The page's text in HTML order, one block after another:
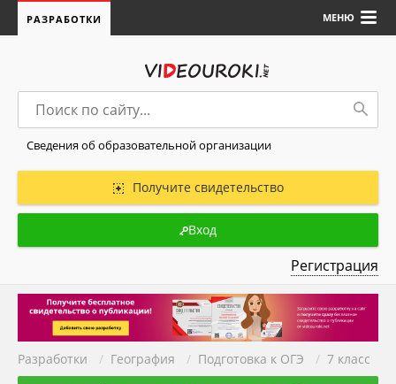
МЕНЮ
РАЗРАБОТКИ
Сведения об образовательной организации
Получите свидетельство
Вход
Регистрация
Разработки / География / Подготовка к ОГЭ / 7 класс